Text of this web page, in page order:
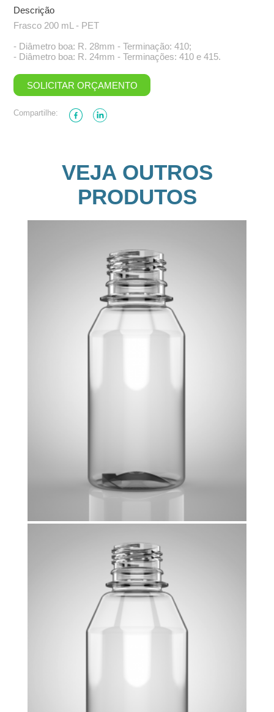
Descrição
Frasco 200 mL - PET
- Diâmetro boa: R. 28mm - Terminação: 410;
- Diâmetro boa: R. 24mm - Terminações: 410 e 415.
SOLICITAR ORÇAMENTO
Compartilhe:
VEJA OUTROS
PRODUTOS